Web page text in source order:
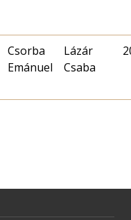
Csorba
Emánuel
Lázár
Csaba